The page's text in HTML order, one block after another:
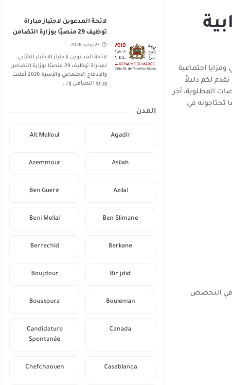
اجتماعية
لكم دليلاً
عدد المناصب، التخصصات المطلوبة، آخر
تحتاجونه في
تقني من الدرجة الثالثة (السلم 9): يتطلب أقل مستوى باك+2 دبلوم تقني متخصص (DTS) أو دبلوم التقني العالي (BTS) أو DUT في التخصص
لائحة المدعوين لاجتياز مباراة
توظيف 29 منصبًا بوزارة التضامن
والإدماج الاجتماعي والأسرة 2026
27 يوليو, 2026
لائحة المدعوين لاجتياز الاختبار الكتابي
لمباراة توظيف 29 منصبًا بوزارة التضامن
والإدماج الاجتماعي والأسرة 2026 أعلنت
وزارة التضامن وا...
المدن
Agadir
Ait Melloul
Asilah
Azemmour
Azilal
Ben Guerir
Ben Slimane
Beni Mellal
Berkane
Berrechid
Bir jdid
Boujdour
Bouleman
Bouskoura
Canada
Candidature
Spontanée
Casablanca
Chefchaouen